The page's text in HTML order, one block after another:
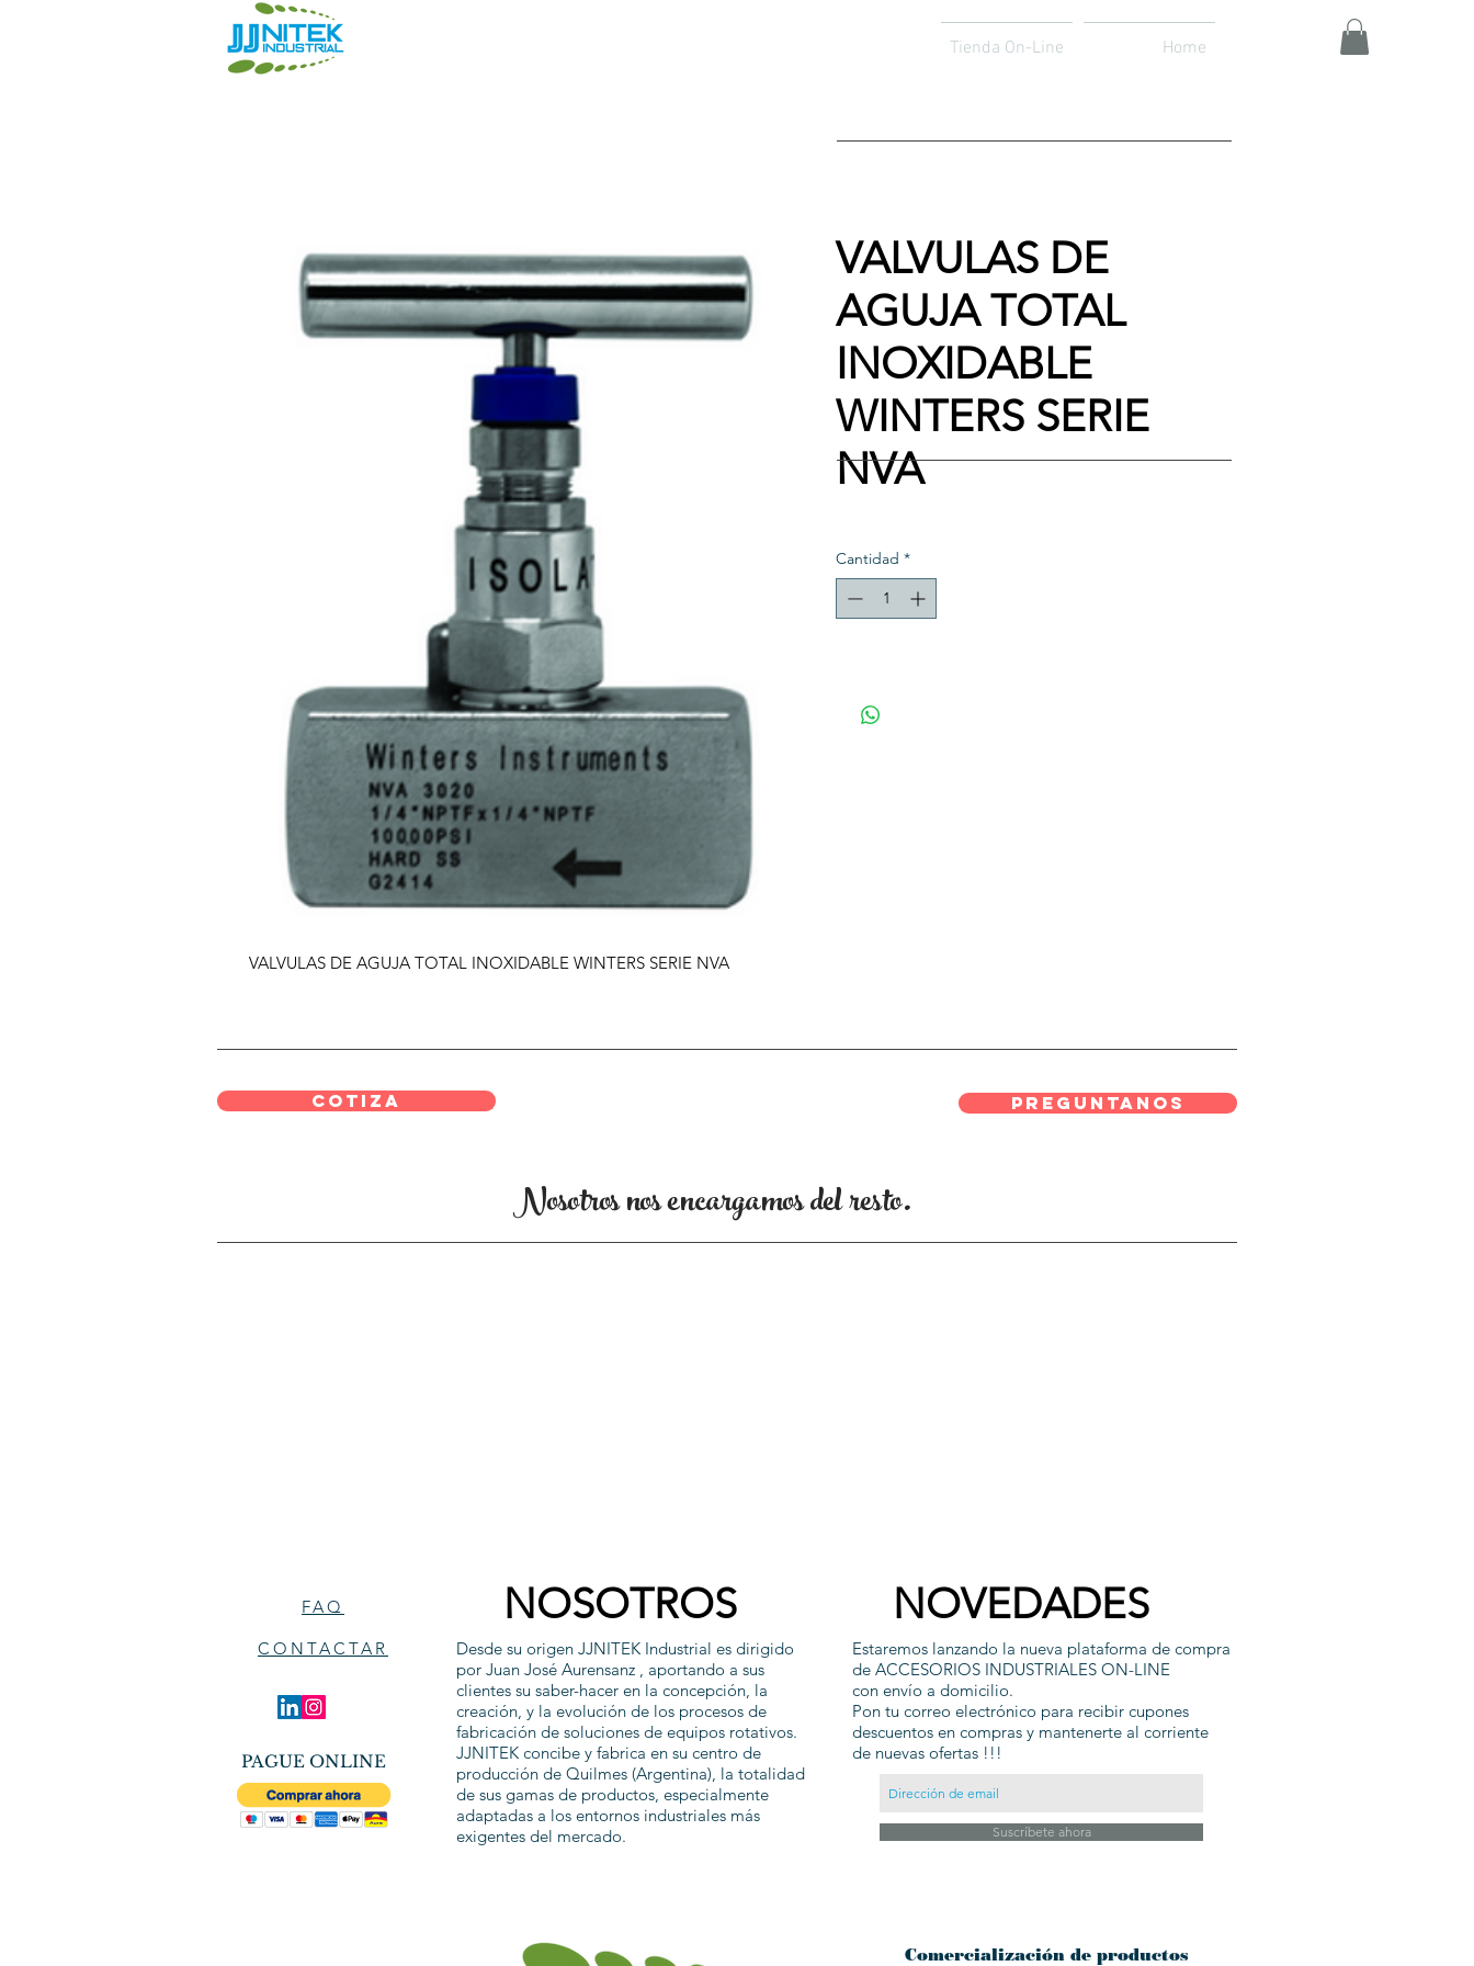
Tienda On-Line Home
VALVULAS DE AGUJA TOTAL INOXIDABLE WINTERS SERIE NVA
VALVULAS DE
AGUJA TOTAL
INOXIDABLE
WINTERS SERIE
NVA
Cantidad *
Cotiza Preguntanos
Nosotros nos encargamos del resto.
FAQ
CONTACTAR
PAGUE ONLINE
NOSOTROS
Desde su origen JJNITEK Industrial es dirigido
por Juan José Aurensanz , aportando a sus
clientes su saber-hacer en la concepción, la
creación, y la evolución de los procesos de
fabricación de soluciones de equipos rotativos.
JJNITEK concibe y fabrica en su centro de
producción de Quilmes (Argentina), la totalidad
de sus gamas de productos, especialmente
adaptadas a los entornos industriales más
exigentes del mercado.
NOVEDADES
Estaremos lanzando la nueva plataforma de compra
de ACCESORIOS INDUSTRIALES ON-LINE
con envío a domicilio.
Pon tu correo electrónico para recibir cupones
descuentos en compras y mantenerte al corriente
de nuevas ofertas !!!
Suscríbete ahora
Comercialización de productos